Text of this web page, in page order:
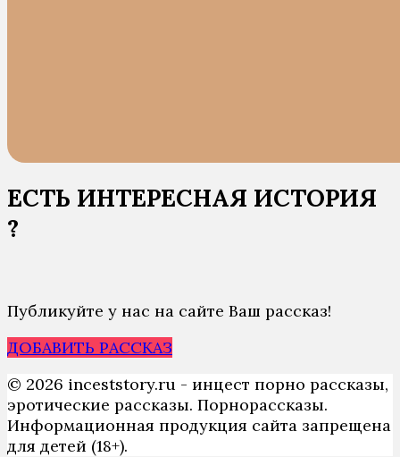
ЕСТЬ ИНТЕРЕСНАЯ ИСТОРИЯ
?
Публикуйте у нас на сайте Ваш рассказ!
ДОБАВИТЬ РАССКАЗ
© 2026 inceststory.ru - инцест порно рассказы,
эротические рассказы. Порнорассказы.
Информационная продукция сайта запрещена
для детей (18+).